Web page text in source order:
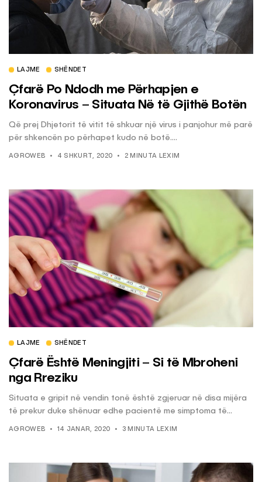
LAJME SHËNDET
Çfarë Po Ndodh me Përhapjen e
Koronavirus – Situata Në të Gjithë Botën
Që prej Dhjetorit të vitit të shkuar një virus i panjohur më parë
për shkencën po përhapet kudo në botë....
AGROWEB 4 SHKURT, 2020 2 MINUTA LEXIM
LAJME SHËNDET
Çfarë Është Meningjiti – Si të Mbroheni
nga Rreziku
Situata e gripit në vendin tonë është zgjeruar në disa mijëra
të prekur duke shënuar edhe pacientë me simptoma të...
AGROWEB 14 JANAR, 2020 3 MINUTA LEXIM